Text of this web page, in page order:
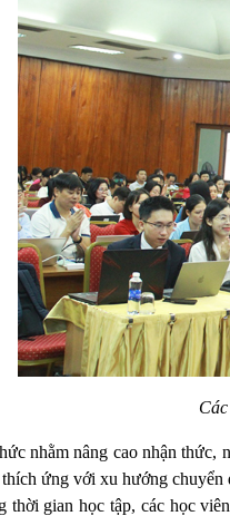
nhằm nâng cao nhận
ứng với xu hướng
thời gian học tập, các học